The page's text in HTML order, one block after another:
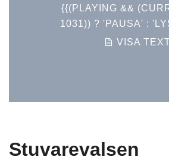
{{(PLAYING &&
1031)) ? 'PAUSA' :
VISA
Stuvarevalsen